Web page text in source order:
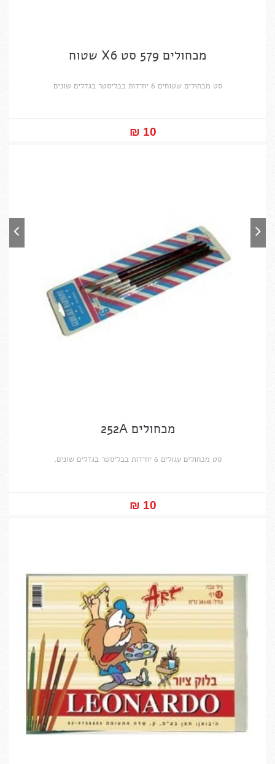
מכחולים 579 סט X6 שטוח
סט מכחולים שטוחים 6 יחידות בבליסטר בגדלים שונים
10 ₪‎
מכחולים 252A
סט מכחולים עגולים 6 יחידות בבליסטר בגדלים שונים.
10 ₪‎